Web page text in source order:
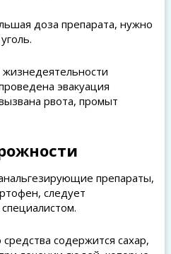
доза препарата, нужно
жизнедеятельности
эвакуация
рвота, промыт
препараты,
следует
средства содержится сахар,